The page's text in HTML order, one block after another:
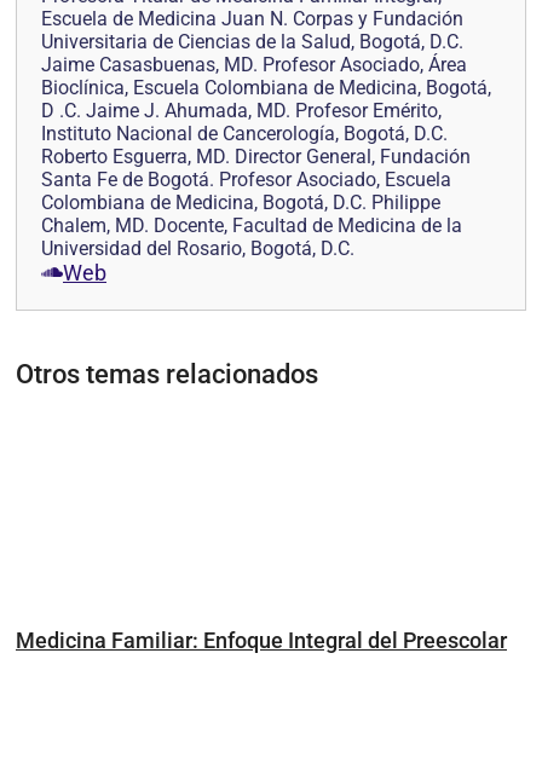
Escuela de Medicina Juan N. Corpas y Fundación
Universitaria de Ciencias de la Salud, Bogotá, D.C.
Jaime Casasbuenas, MD. Profesor Asociado, Área
Bioclínica, Escuela Colombiana de Medicina, Bogotá,
D .C. Jaime J. Ahumada, MD. Profesor Emérito,
Instituto Nacional de Cancerología, Bogotá, D.C.
Roberto Esguerra, MD. Director General, Fundación
Santa Fe de Bogotá. Profesor Asociado, Escuela
Colombiana de Medicina, Bogotá, D.C. Philippe
Chalem, MD. Docente, Facultad de Medicina de la
Universidad del Rosario, Bogotá, D.C.
Web
Otros temas relacionados
Medicina Familiar: Enfoque Integral del Preescolar